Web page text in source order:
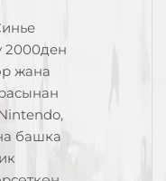
2000ден
жана
башка